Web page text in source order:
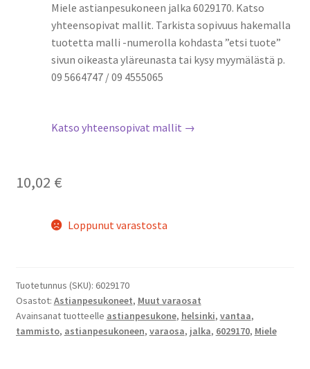
Miele astianpesukoneen jalka 6029170. Katso
yhteensopivat mallit. Tarkista sopivuus hakemalla
tuotetta malli -numerolla kohdasta ”etsi tuote”
sivun oikeasta yläreunasta tai kysy myymälästä p.
09 5664747 / 09 4555065
Katso yhteensopivat mallit →
10,02 €
Loppunut varastosta
Tuotetunnus (SKU): 6029170
Osastot: Astianpesukoneet, Muut varaosat
Avainsanat tuotteelle astianpesukone, helsinki, vantaa,
tammisto, astianpesukoneen, varaosa, jalka, 6029170, Miele